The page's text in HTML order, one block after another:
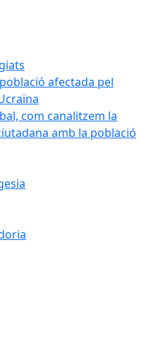
afectada pel
com canalitzem la
amb la població